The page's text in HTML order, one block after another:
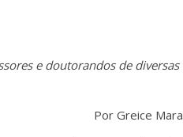
e doutorandos de diversas
Por Greice Mara